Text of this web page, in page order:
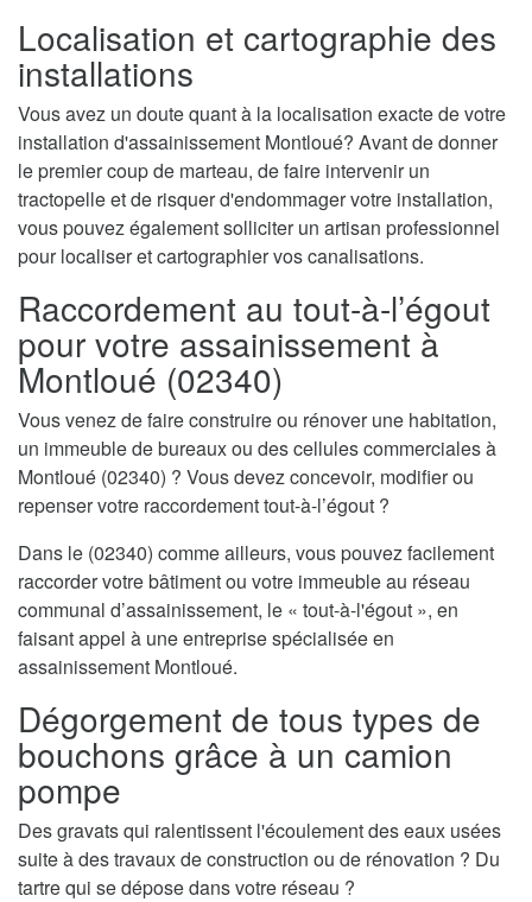
Localisation et cartographie des
installations
Vous avez un doute quant à la localisation exacte de votre
installation d'assainissement Montloué? Avant de donner
le premier coup de marteau, de faire intervenir un
tractopelle et de risquer d'endommager votre installation,
vous pouvez également solliciter un artisan professionnel
pour localiser et cartographier vos canalisations.
Raccordement au tout-à-l’égout
pour votre assainissement à
Montloué (02340)
Vous venez de faire construire ou rénover une habitation,
un immeuble de bureaux ou des cellules commerciales à
Montloué (02340) ? Vous devez concevoir, modifier ou
repenser votre raccordement tout-à-l’égout ?
Dans le (02340) comme ailleurs, vous pouvez facilement
raccorder votre bâtiment ou votre immeuble au réseau
communal d’assainissement, le « tout-à-l'égout », en
faisant appel à une entreprise spécialisée en
assainissement Montloué.
Dégorgement de tous types de
bouchons grâce à un camion
pompe
Des gravats qui ralentissent l'écoulement des eaux usées
suite à des travaux de construction ou de rénovation ? Du
tartre qui se dépose dans votre réseau ?